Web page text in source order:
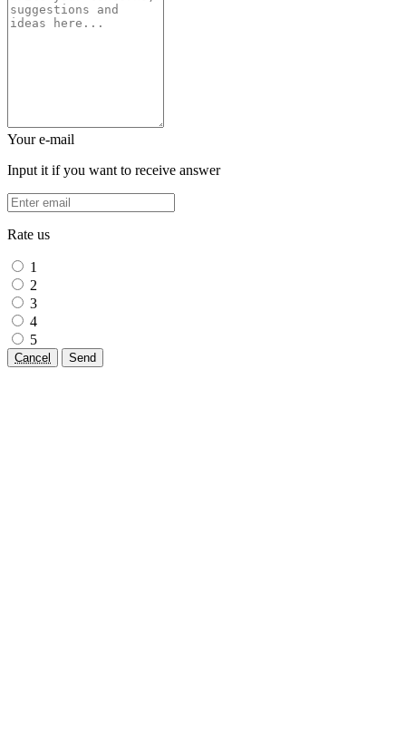
Your e-mail
Input it if you want to receive answer
Rate us
1
2
3
4
5
Cancel Send